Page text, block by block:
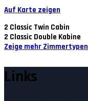
Auf Karte zeigen
2 Classic Twin Cabin
2 Classic Double Kabine
Zeige mehr Zimmertypen
Links